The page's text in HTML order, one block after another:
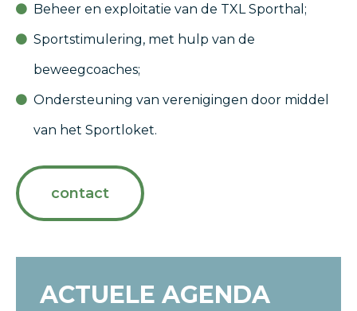
Beheer en exploitatie van de TXL Sporthal;
Sportstimulering, met hulp van de
beweegcoaches;
Ondersteuning van verenigingen door middel
van het Sportloket.
contact
ACTUELE AGENDA